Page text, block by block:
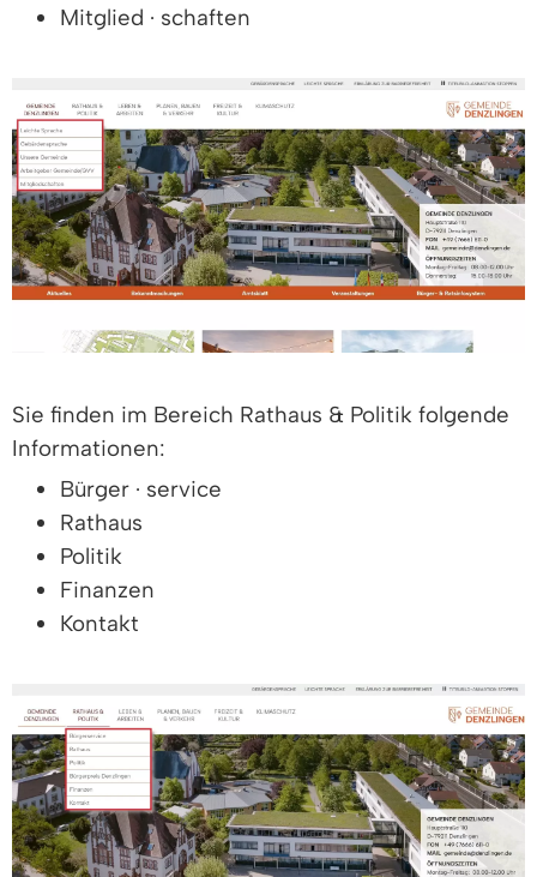
Mitglied · schaften
Sie finden im Bereich Rathaus & Politik folgende
Informationen:
Bürger · service
Rathaus
Politik
Finanzen
Kontakt